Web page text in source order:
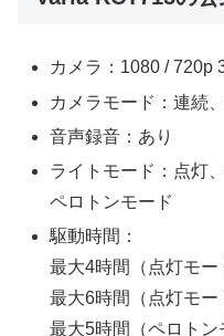
カメラ：1080 /
カメラモード：連続
音声録音：あり
ライトモード：点灯
ペロトンモード
駆動時間：
最大4時間（点灯モー
最大6時間（点灯モー
最大5時間（ペロトン